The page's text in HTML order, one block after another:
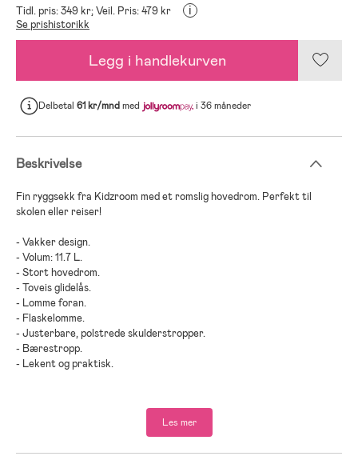
Tidl. pris: 349 kr;Veil. Pris: 479 kr i
Se prishistorikk
Legg i handlekurven
Delbetal 61 kr/mndmed i 36 måneder
Beskrivelse
Fin ryggsekk fra Kidzroom med et romslig hovedrom. Perfekt til
skolen eller reiser!
- Vakker design.
- Volum: 11.7 L.
- Stort hovedrom.
- Toveis glidelås.
- Lomme foran.
- Flaskelomme.
- Justerbare, polstrede skulderstropper.
- Bærestropp.
- Lekent og praktisk.
Les mer